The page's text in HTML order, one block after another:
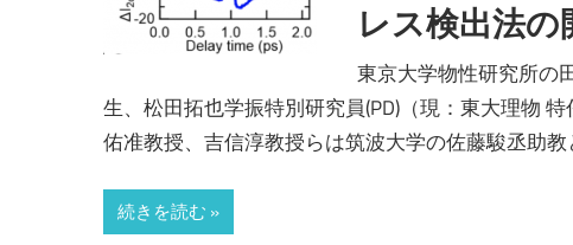
レス検出法の
東京大学物性研究所の
生、松田拓也学振特別研究員(PD)（現：東大理物
佑准教授、吉信淳教授らは筑波大学の佐藤駿丞助教
続きを読む